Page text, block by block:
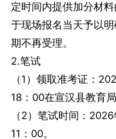
定时间内提供加分材
于现场报名当天予以
期不再受理。
2.笔试
（1）领取准考证：
18：00在宣汉县教育
（2）笔试时间：
11：00。